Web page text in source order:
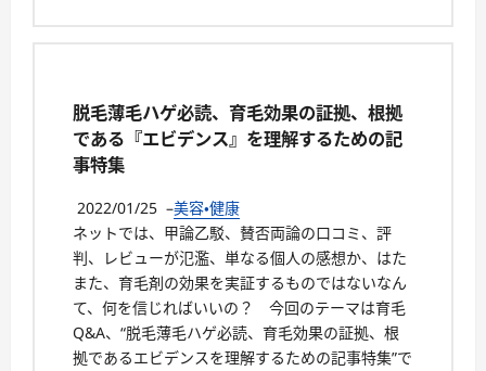
脱毛薄毛ハゲ必読、育毛効果の証拠、根拠
である『エビデンス』を理解するための記
事特集
2022/01/25 –美容・健康
ネットでは、甲論乙駁、賛否両論の口コミ、評
判、レビューが氾濫、単なる個人の感想か、はた
また、育毛剤の効果を実証するものではないなん
て、何を信じればいいの？ 今回のテーマは育毛
Q&A、“脱毛薄毛ハゲ必読、育毛効果の証拠、根
拠であるエビデンスを理解するための記事特集”で